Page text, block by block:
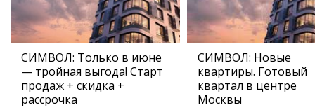
СИМВОЛ: Только в июне
— тройная выгода! Старт
продаж + скидка +
рассрочка
СИМВОЛ: Новые
квартиры. Готовый
квартал в центре
Москвы